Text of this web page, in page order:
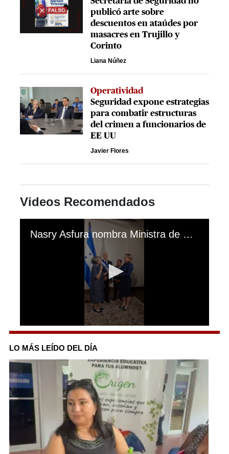
publicó arte sobre
descuentos en ataúdes por
masacres en Trujillo y
Corinto
Liana Núñez
Operatividad
Seguridad expone estrategias
para combatir estructuras
del crimen a funcionarios de
EE UU
Javier Flores
Videos Recomendados
Nasry Asfura nombra Ministra de Gobernación, Canciller y Ministro de Finanzas
0
of
29
seconds
LO MÁS LEÍDO DEL DÍA